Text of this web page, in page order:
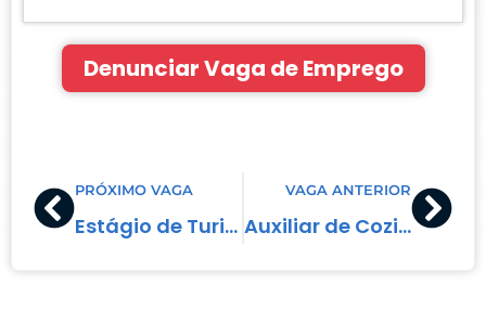
Denunciar Vaga de Emprego
Prev
PRÓXIMO VAGA
Estágio de Turismo
VAGA ANTERIOR
Auxiliar de Cozinha